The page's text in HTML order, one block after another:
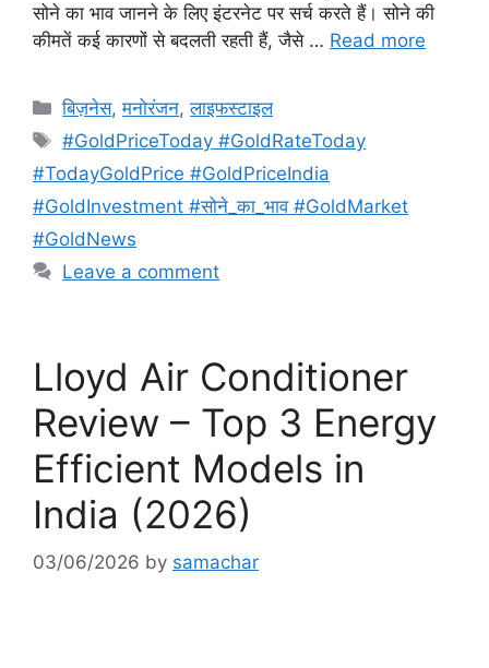
सोने का भाव जानने के लिए इंटरनेट पर सर्च करते हैं। सोने की
कीमतें कई कारणों से बदलती रहती हैं, जैसे … Read more
Categories
बिज़नेस,मनोरंजन,लाइफस्टाइल
Tags
#GoldPriceToday #GoldRateToday
#TodayGoldPrice #GoldPriceIndia
#GoldInvestment #सोने_का_भाव #GoldMarket
#GoldNews
Leave a comment
Lloyd Air Conditioner
Review – Top 3 Energy
Efficient Models in
India (2026)
03/06/2026 by samachar